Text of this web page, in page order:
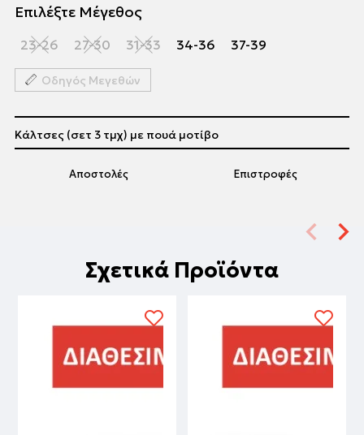
Επιλέξτε Μέγεθος
23-26 27-30 31-33 34-36 37-39
Οδηγός Μεγεθών
Αποστολές Επιστροφές
Κάλτσες (σετ 3 τμχ) με πουά μοτίβο
Σχετικά Προϊόντα